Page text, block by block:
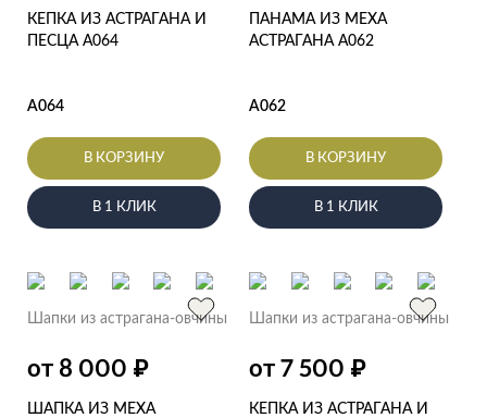
КЕПКА ИЗ АСТРАГАНА И
ПЕСЦА А064
А064
В КОРЗИНУ
В 1 КЛИК
ПАНАМА ИЗ МЕХА
АСТРАГАНА А062
А062
В КОРЗИНУ
В 1 КЛИК
Шапки из астрагана-овчины
от 8 000 ₽
ШАПКА ИЗ МЕХА
Шапки из астрагана-овчины
от 7 500 ₽
КЕПКА ИЗ АСТРАГАНА И